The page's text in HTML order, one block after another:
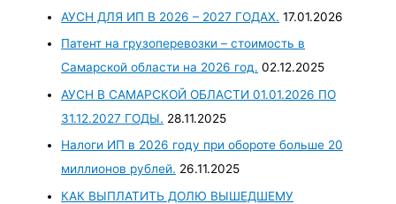
АУСН ДЛЯ ИП В 2026 – 2027 ГОДАХ. 17.01.2026
Патент на грузоперевозки – стоимость в
Самарской области на 2026 год. 02.12.2025
АУСН В САМАРСКОЙ ОБЛАСТИ 01.01.2026 ПО
31.12.2027 ГОДЫ. 28.11.2025
Налоги ИП в 2026 году при обороте больше 20
миллионов рублей. 26.11.2025
КАК ВЫПЛАТИТЬ ДОЛЮ ВЫШЕДШЕМУ